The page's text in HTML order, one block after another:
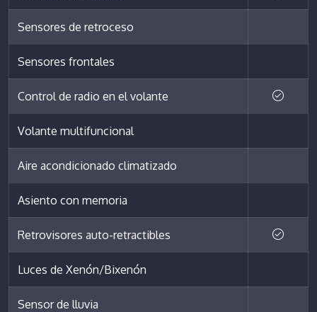
Sensores de retroceso
Sensores frontales
Control de radio en el volante
Volante multifuncional
Aire acondicionado climatizado
Asiento con memoria
Retrovisores auto-retractibles
Luces de Xenón/Bixenón
Sensor de lluvia